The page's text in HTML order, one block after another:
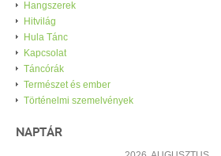
Hangszerek
Hitvilág
Hula Tánc
Kapcsolat
Táncórák
Természet és ember
Történelmi szemelvények
NAPTÁR